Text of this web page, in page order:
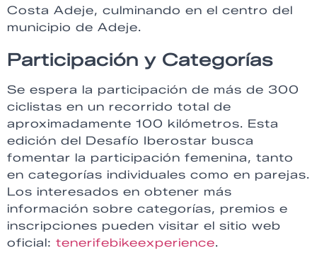
Costa Adeje, culminando en el centro del
municipio de Adeje.
Participación y Categorías
Se espera la participación de más de 300
ciclistas en un recorrido total de
aproximadamente 100 kilómetros. Esta
edición del Desafío Iberostar busca
fomentar la participación femenina, tanto
en categorías individuales como en parejas.
Los interesados en obtener más
información sobre categorías, premios e
inscripciones pueden visitar el sitio web
oficial: tenerifebikeexperience.